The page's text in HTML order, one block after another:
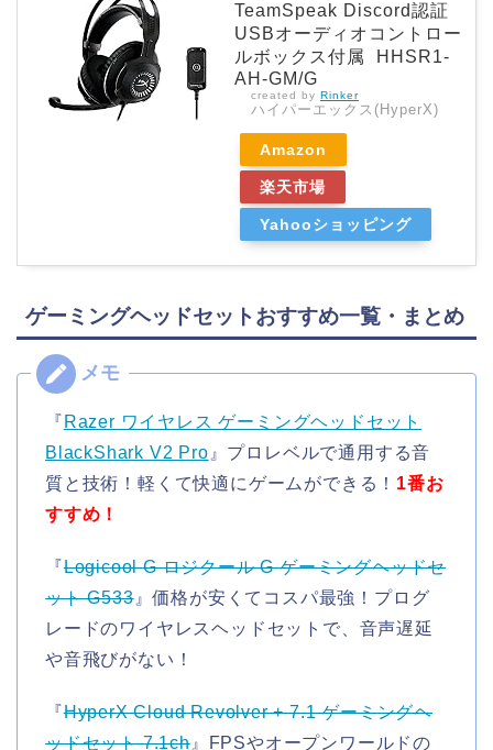
TeamSpeak Discord認証
USBオーディオコントロー
ルボックス付属 HHSR1-
AH-GM/G
created by Rinker
ハイパーエックス(HyperX)
Amazon
楽天市場
Yahooショッピング
ゲーミングヘッドセットおすすめ一覧・まとめ
『 Razer ワイヤレス ゲーミングヘッドセット
BlackShark V2 Pro 』プロレベルで通用する音
質と技術！軽くて快適にゲームができる！ 1番お
すすめ！
『Logicool G ロジクール G ゲーミングヘッドセ
ット G533』価格が安くてコスパ最強！プログ
レードのワイヤレスヘッドセットで、音声遅延
や音飛びがない！
『HyperX Cloud Revolver + 7.1 ゲーミングヘ
ッドセット 7.1ch』FPSやオープンワールドの